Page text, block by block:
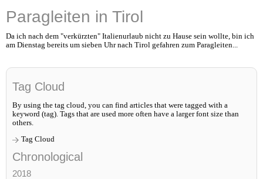
Paragleiten in Tirol
Da ich nach dem "verkürzten" Italienurlaub nicht zu Hause sein wollte, bin ich
am Dienstag bereits um sieben Uhr nach Tirol gefahren zum Paragleiten...
Tag Cloud
By using the tag cloud, you can find articles that were tagged with a
keyword (tag). Tags that are used more often have a larger font size than
others.
Tag Cloud
Chronological
2018